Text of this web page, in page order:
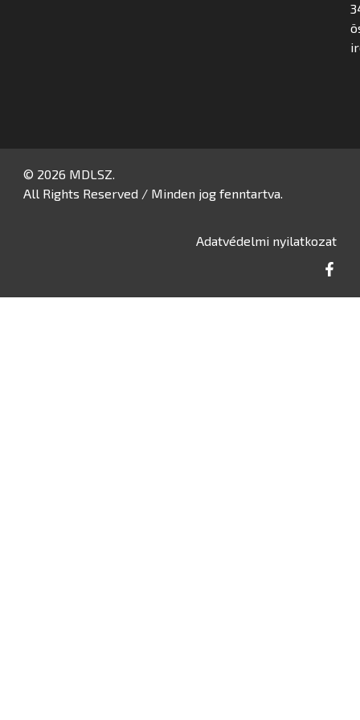
© 2026 MDLSZ.
All Rights Reserved / Minden jog fenntartva.
Adatvédelmi nyilatkozat